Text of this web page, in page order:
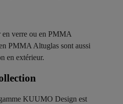
verre ou en PMMA
PMMA Altuglas sont aussi
en extérieur.
KUUMO Design est